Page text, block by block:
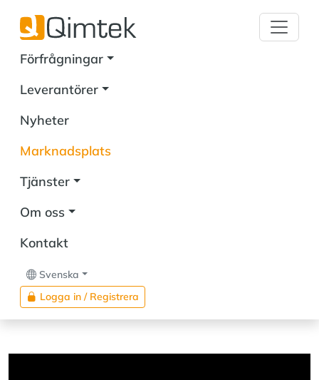
Förfrågningar
Leverantörer
Nyheter
Marknadsplats
Tjänster
Om oss
Kontakt
Svenska
Logga in / Registrera